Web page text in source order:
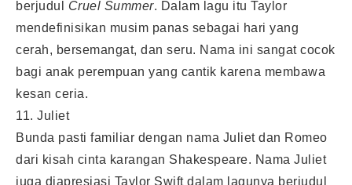
berjudul Cruel Summer. Dalam lagu itu Taylor
mendefinisikan musim panas sebagai hari yang
cerah, bersemangat, dan seru. Nama ini sangat cocok
bagi anak perempuan yang cantik karena membawa
kesan ceria.
11. Juliet
Bunda pasti familiar dengan nama Juliet dan Romeo
dari kisah cinta karangan Shakespeare. Nama Juliet
juga diapresiasi Taylor Swift dalam lagunya berjudul